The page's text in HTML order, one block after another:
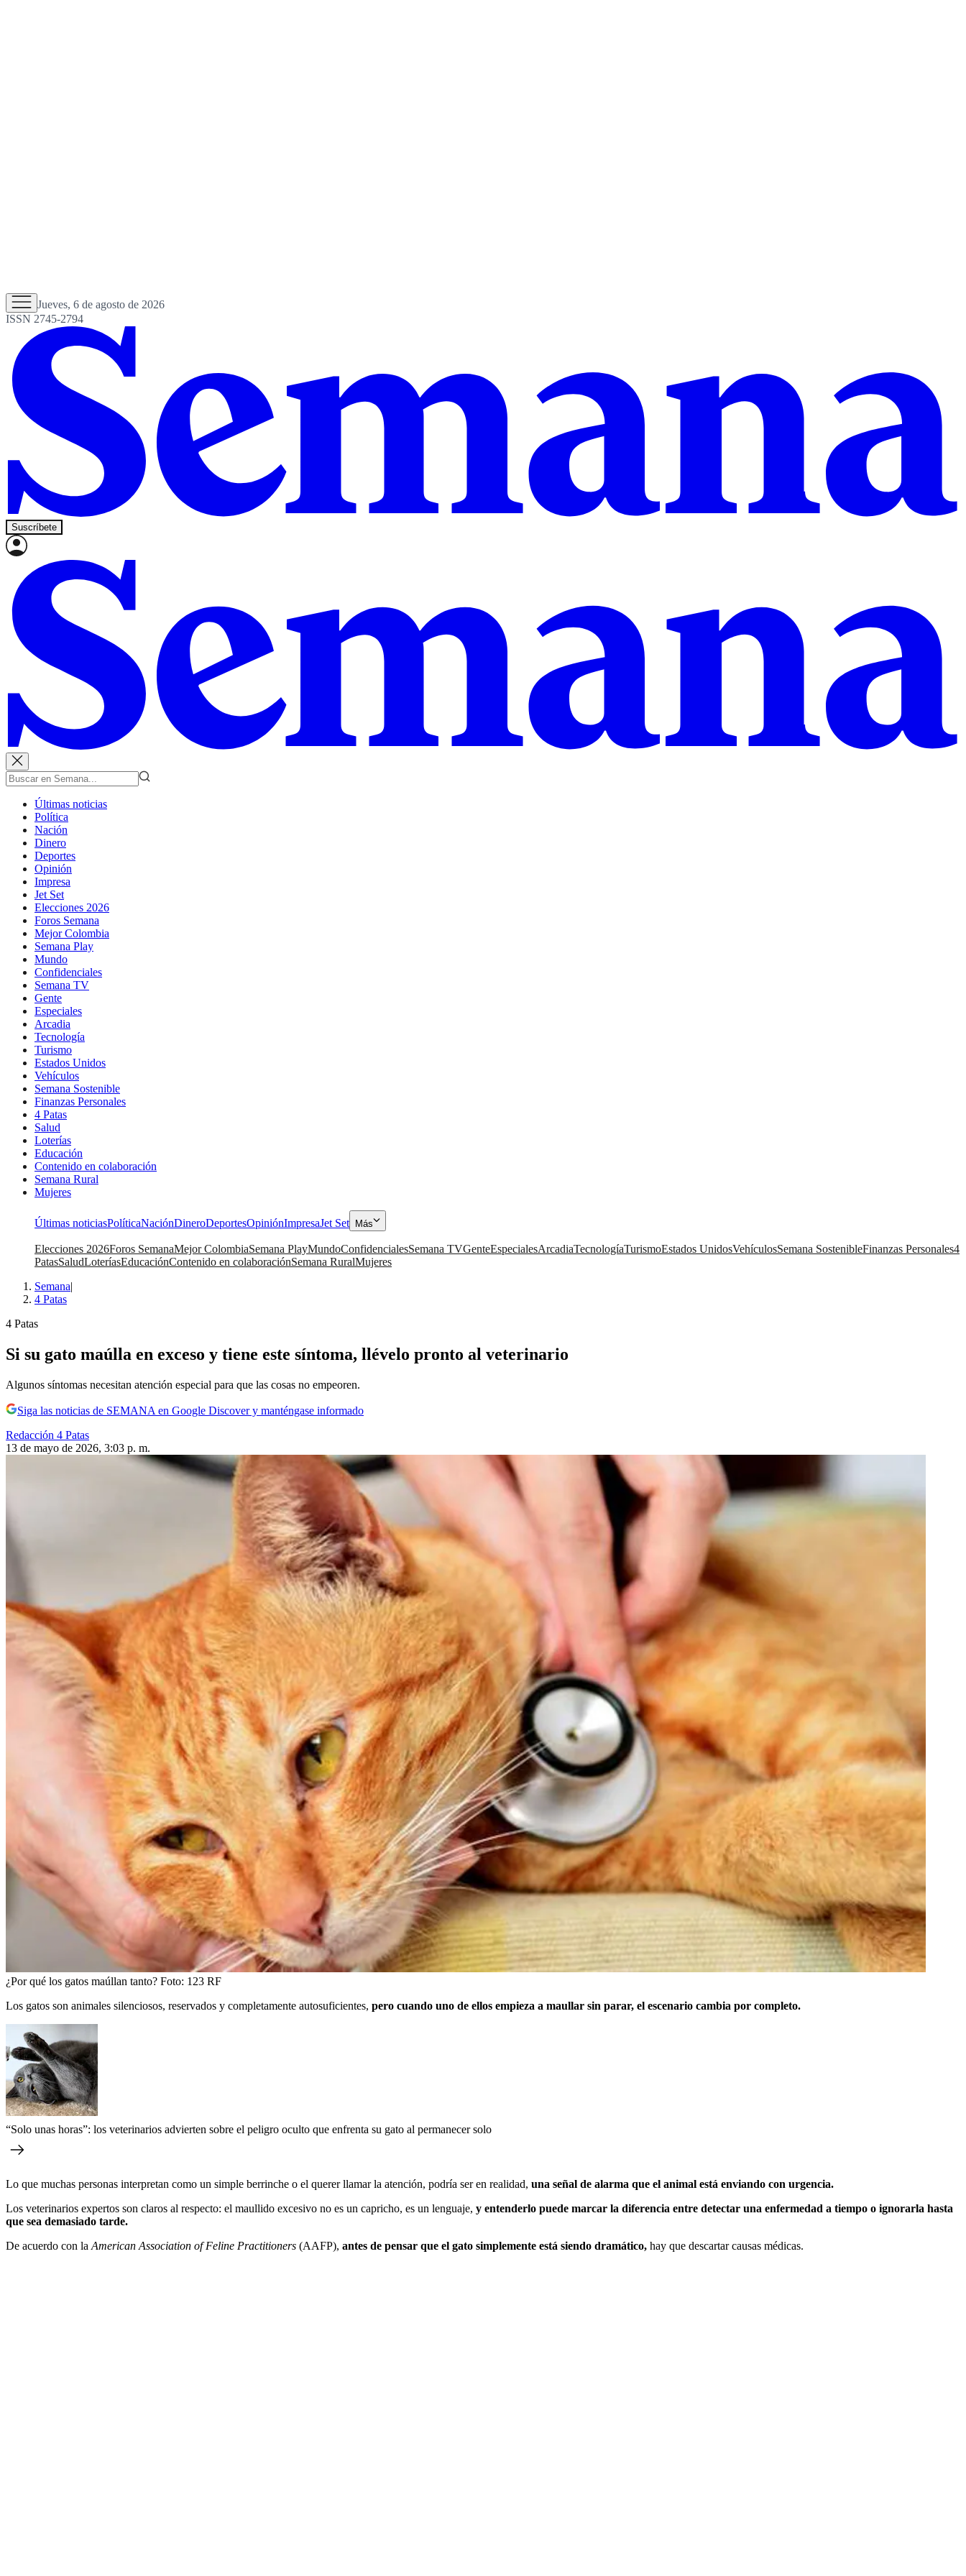
Jueves, 6 de agosto de 2026
ISSN 2745-2794
Suscríbete
Últimas noticias
Política
Nación
Dinero
Deportes
Opinión
Impresa
Jet Set
Elecciones 2026
Foros Semana
Mejor Colombia
Semana Play
Mundo
Confidenciales
Semana TV
Gente
Especiales
Arcadia
Tecnología
Turismo
Estados Unidos
Vehículos
Semana Sostenible
Finanzas Personales
4 Patas
Salud
Loterías
Educación
Contenido en colaboración
Semana Rural
Mujeres
Últimas noticiasPolíticaNaciónDineroDeportesOpiniónImpresaJet Set Más
Elecciones 2026Foros SemanaMejor ColombiaSemana PlayMundoConfidencialesSemana TVGenteEspecialesArcadiaTecnologíaTurismoEstados UnidosVehículosSemana SostenibleFinanzas Personales4
PatasSaludLoteríasEducaciónContenido en colaboraciónSemana RuralMujeres
Semana|
4 Patas
4 Patas
Si su gato maúlla en exceso y tiene este síntoma, llévelo pronto al veterinario
Algunos síntomas necesitan atención especial para que las cosas no empeoren.
Siga las noticias de SEMANA en Google Discover y manténgase informado
Redacción 4 Patas
13 de mayo de 2026, 3:03 p. m.
¿Por qué los gatos maúllan tanto? Foto: 123 RF
Los gatos son animales silenciosos, reservados y completamente autosuficientes, pero cuando uno de ellos empieza a maullar sin parar, el escenario cambia por completo.
“Solo unas horas”: los veterinarios advierten sobre el peligro oculto que enfrenta su gato al permanecer solo
Lo que muchas personas interpretan como un simple berrinche o el querer llamar la atención, podría ser en realidad, una señal de alarma que el animal está enviando con urgencia.
Los veterinarios expertos son claros al respecto: el maullido excesivo no es un capricho, es un lenguaje, y entenderlo puede marcar la diferencia entre detectar una enfermedad a tiempo o ignorarla hasta
que sea demasiado tarde.
De acuerdo con la American Association of Feline Practitioners (AAFP), antes de pensar que el gato simplemente está siendo dramático, hay que descartar causas médicas.